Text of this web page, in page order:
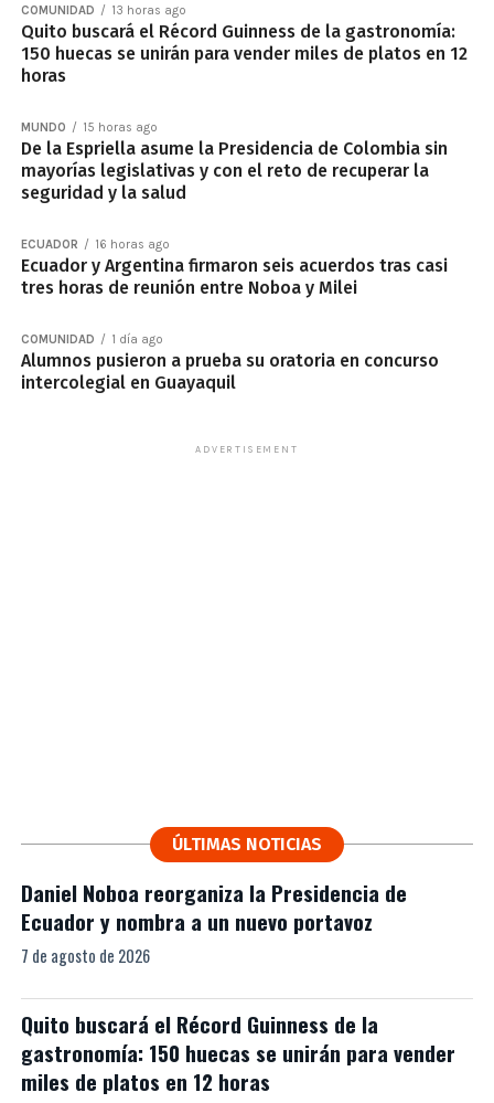
COMUNIDAD 13 horas ago
Quito buscará el Récord Guinness de la gastronomía:
150 huecas se unirán para vender miles de platos en 12
horas
MUNDO 15 horas ago
De la Espriella asume la Presidencia de Colombia sin
mayorías legislativas y con el reto de recuperar la
seguridad y la salud
ECUADOR 16 horas ago
Ecuador y Argentina firmaron seis acuerdos tras casi
tres horas de reunión entre Noboa y Milei
COMUNIDAD 1 día ago
Alumnos pusieron a prueba su oratoria en concurso
intercolegial en Guayaquil
ADVERTISEMENT
ÚLTIMAS NOTICIAS
Daniel Noboa reorganiza la Presidencia de
Ecuador y nombra a un nuevo portavoz
7 de agosto de 2026
Quito buscará el Récord Guinness de la
gastronomía: 150 huecas se unirán para vender
miles de platos en 12 horas